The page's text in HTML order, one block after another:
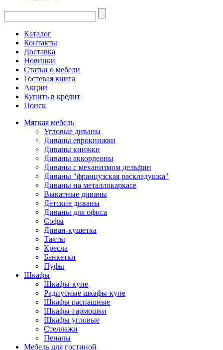
Каталог
Контакты
Доставка
Новинки
Статьи о мебели
Гостевая книга
Акции
Купить в кредит
Поиск
Мягкая мебель
Угловые диваны
Диваны еврокнижки
Диваны книжки
Диваны аккордеоны
Диваны с механизмом дельфин
Диваны "французская раскладушка"
Диваны на металлокаркасе
Выкатные диваны
Детские диваны
Диваны для офиса
Софы
Диван-кушетка
Тахты
Кресла
Банкетки
Пуфы
Шкафы
Шкафы-купе
Радиусные шкафы-купе
Шкафы распашные
Шкафы-гармошки
Шкафы угловые
Стеллажи
Пеналы
Мебель для гостиной